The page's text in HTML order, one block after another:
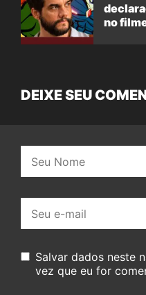
no
DEIXE SEU
mail:
Salvar dados neste
vez que eu for